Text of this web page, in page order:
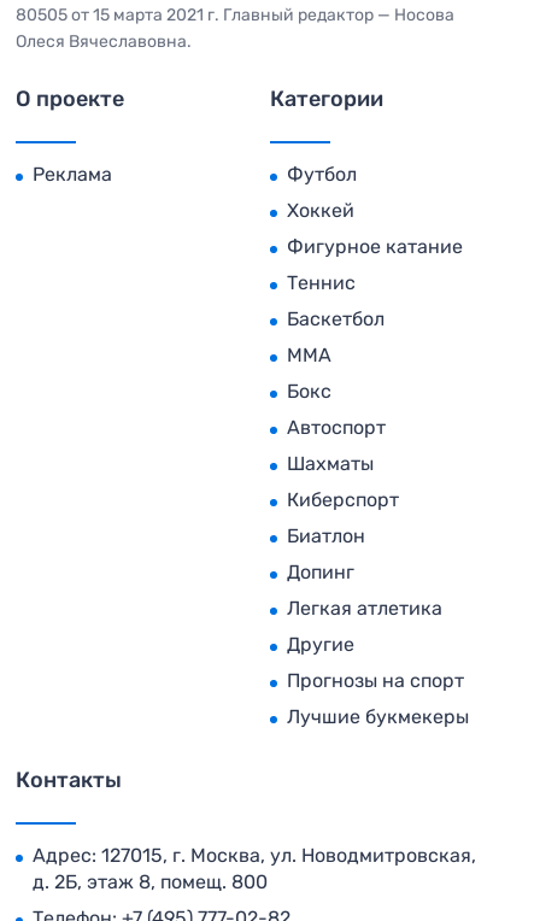
80505 от 15 марта 2021 г. Главный редактор — Носова
Олеся Вячеславовна.
О проекте
Реклама
Категории
Футбол
Хоккей
Фигурное катание
Теннис
Баскетбол
MMA
Бокс
Автоспорт
Шахматы
Киберспорт
Биатлон
Допинг
Легкая атлетика
Другие
Прогнозы на спорт
Лучшие букмекеры
Контакты
Адрес: 127015, г. Москва, ул. Новодмитровская,
д. 2Б, этаж 8, помещ. 800